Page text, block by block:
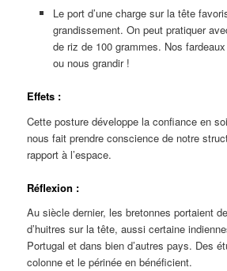
Le port d’une charge sur la tête
grandissement. On peut pratiquer
de riz de 100 grammes. Nos
ou nous grandir !
Effets :
Cette posture développe la confiance en
nous fait prendre conscience de notre
rapport à l’espace.
Réflexion :
Au siècle dernier, les bretonnes portaient
d’huitres sur la tête, aussi certaine
Portugal et dans bien d’autres pays. Des
colonne et le périnée en bénéficient.